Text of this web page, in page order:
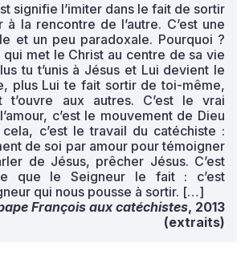
signifie l’imiter dans le fait de sortir
à la rencontre de l’autre. C’est une
et un peu paradoxale. Pourquoi ?
met le Christ au centre de sa vie
tu t’unis à Jésus et Lui devient le
plus Lui te fait sortir de toi-même,
aux autres. C’est le vrai
c’est le mouvement de Dieu
c’est le travail du catéchiste :
de soi par amour pour témoigner
de Jésus, prêcher Jésus. C’est
que le Seigneur le fait : c’est
qui nous pousse à sortir. […]
François aux catéchistes, 2013
(extraits)